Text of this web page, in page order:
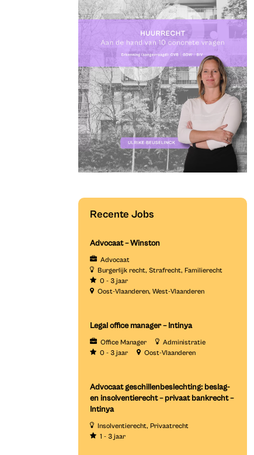
Recente Jobs
Advocaat – Winston
Advocaat
Burgerlijk recht Strafrecht Familierecht
0 - 3 jaar
Oost-Vlaanderen West-Vlaanderen
Legal office manager – Intinya
Office Manager
Administratie
0 - 3 jaar
Oost-Vlaanderen
Advocaat geschillenbeslechting: beslag-
en insolventierecht – privaat bankrecht –
Intinya
Insolventierecht Privaatrecht
1 - 3 jaar